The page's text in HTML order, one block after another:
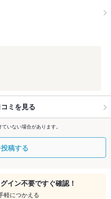
ミを見る
いない場合があります。
稿する
イン不要ですぐ確認！
軽につかえる